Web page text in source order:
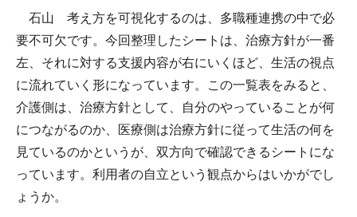
石山 考え方を可視化するのは、多職種連携の中で必
要不可欠です。今回整理したシートは、治療方針が一番
左、それに対する支援内容が右にいくほど、生活の視点
に流れていく形になっています。この一覧表をみると、
介護側は、治療方針として、自分のやっていることが何
につながるのか、医療側は治療方針に従って生活の何を
見ているのかというが、双方向で確認できるシートにな
っています。利用者の自立という観点からはいかがでし
ょうか。